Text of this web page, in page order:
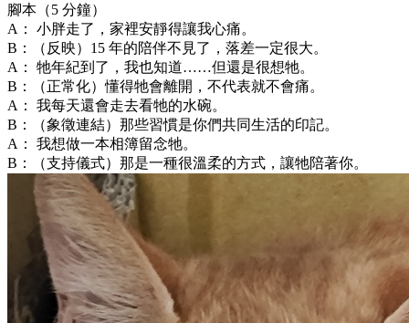
腳本（5 分鐘）
A： 小胖走了，家裡安靜得讓我心痛。
B：（反映）15 年的陪伴不見了，落差一定很大。
A： 牠年紀到了，我也知道……但還是很想牠。
B：（正常化）懂得牠會離開，不代表就不會痛。
A： 我每天還會走去看牠的水碗。
B：（象徵連結）那些習慣是你們共同生活的印記。
A： 我想做一本相簿留念牠。
B：（支持儀式）那是一種很溫柔的方式，讓牠陪著你。